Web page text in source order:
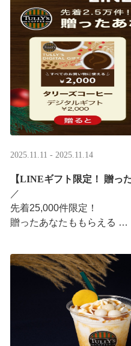
ださい。
2025.11.11 - 2025.11.14
【LINEギフト限定！ 贈っ
／ ​
先着25,000件限定！​
贈ったあなたももらえる ​
LINEギフト限定！ タリー
贈ると、自分も500円分の
ンペーンがス ···